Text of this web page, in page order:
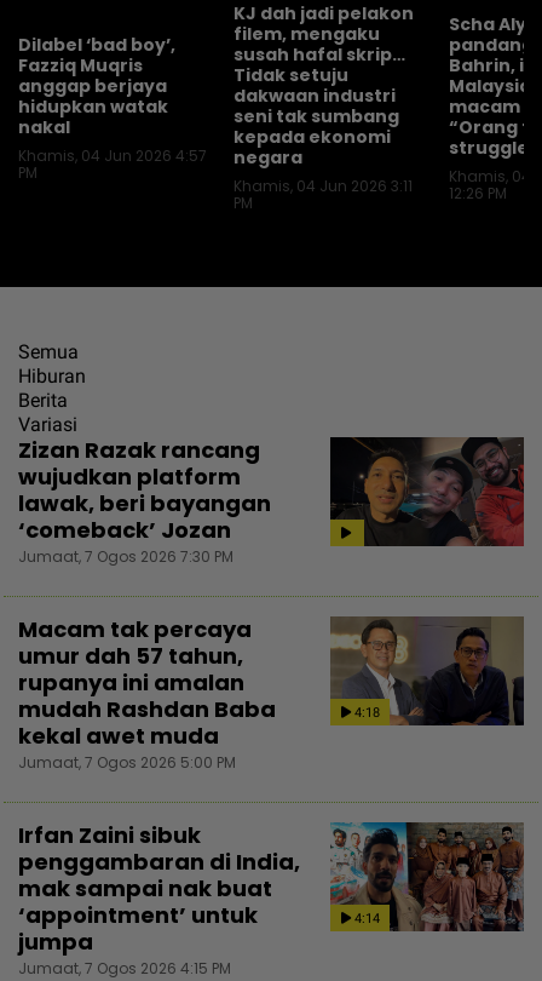
Dilabel ‘bad boy’,
Fazziq Muqris
anggap berjaya
hidupkan watak
nakal
Khamis, 04 Jun 2026 4:57
PM
KJ dah jadi pelakon
filem, mengaku
susah hafal skrip…
Tidak setuju
dakwaan industri
seni tak sumbang
kepada ekonomi
negara
Khamis, 04 Jun 2026 3:11
PM
Scha
Bahrin,
Malaysia
macam
“Orang
struggle”
Khamis, 04
12:26 PM
Semua
Hiburan
Berita
Variasi
Zizan Razak rancang
wujudkan platform
lawak, beri bayangan
‘comeback’ Jozan
Jumaat, 7 Ogos 2026 7:30 PM
4:18
Macam tak percaya
umur dah 57 tahun,
rupanya ini amalan
mudah Rashdan Baba
kekal awet muda
Jumaat, 7 Ogos 2026 5:00 PM
4:14
Irfan Zaini sibuk
penggambaran di India,
mak sampai nak buat
‘appointment’ untuk
jumpa
Jumaat, 7 Ogos 2026 4:15 PM